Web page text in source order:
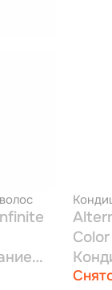
для